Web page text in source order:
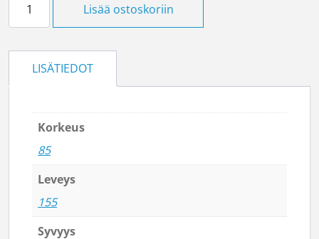
Lisää ostoskoriin
LISÄTIEDOT
Korkeus
85
Leveys
155
Syvyys